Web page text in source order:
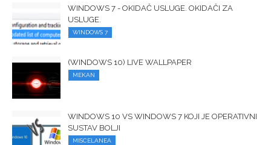
WINDOWS 7 - OKIDAČ USLUGE. OKIDAČI ZA
USLUGE.
WINDOWS 7
(WINDOWS 10) LIVE WALLPAPER
MEKAN
WINDOWS 10 VS WINDOWS 7 KOJI JE OPERATIVNI
SUSTAV BOLJI
MISCELANEA